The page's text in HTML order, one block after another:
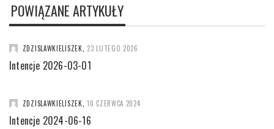
POWIĄZANE ARTYKUŁY
ZDZISLAWKIELISZEK 23 LUTEGO 2026
Intencje 2026-03-01
ZDZISLAWKIELISZEK 10 CZERWCA 2024
Intencje 2024-06-16